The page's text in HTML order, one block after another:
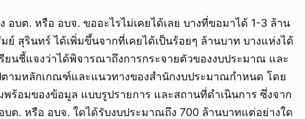
อบต. หรือ อบจ. ขออะไรไม่เคยได้เลย บางที่ขอมาได้ 1-3 ล้าน
สุรินทร์ ได้เพิ่มขึ้นจากที่เคยได้เป็นร้อยๆ ล้านบาท บางแห่งได้
ยนชี้แจงว่าได้พิจารณาถึงการกระจายตัวของงบประมาณ และ
ตามหลักเกณฑ์และแนวทางของสำนักงบประมาณกำหนด โดย
พร้อมของข้อมูล แบบรูปรายการ และสถานที่ดำเนินการ ซึ่งจาก
บต. หรือ อบจ. ใดได้รับงบประมาณถึง 700 ล้านบาทแต่อย่างใด
ยกเลิก